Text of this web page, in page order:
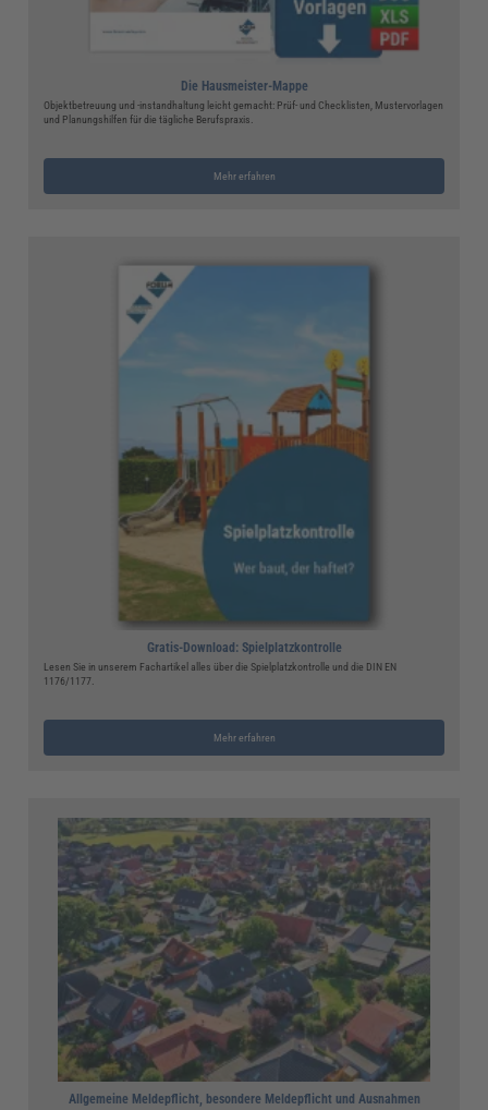
Die Hausmeister-Mappe
Objektbetreuung und -instandhaltung leicht gemacht: Prüf- und Checklisten, Mustervorlagen
und Planungshilfen für die tägliche Berufspraxis.
Mehr erfahren
Gratis-Download: Spielplatzkontrolle
Lesen Sie in unserem Fachartikel alles über die Spielplatzkontrolle und die DIN EN
1176/1177.
Mehr erfahren
Allgemeine Meldepflicht, besondere Meldepflicht und Ausnahmen